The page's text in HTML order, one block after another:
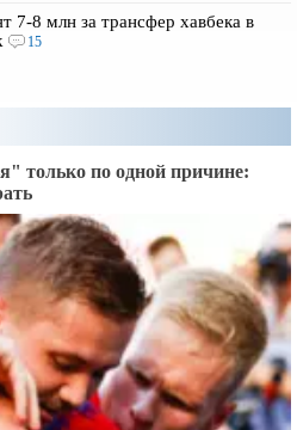
7-8 млн за трансфер хавбека в
15
только по одной причине: